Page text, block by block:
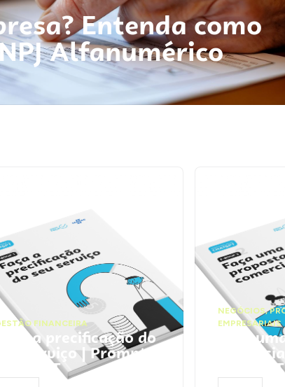
Entenda como
Alfanumérico
FINANCEIRA
Faça a precificação do
seu serviço | Prompts
ChatGPT
NEGÓCIOS,
EMPRESARIAIS
Faça
ChatGPT